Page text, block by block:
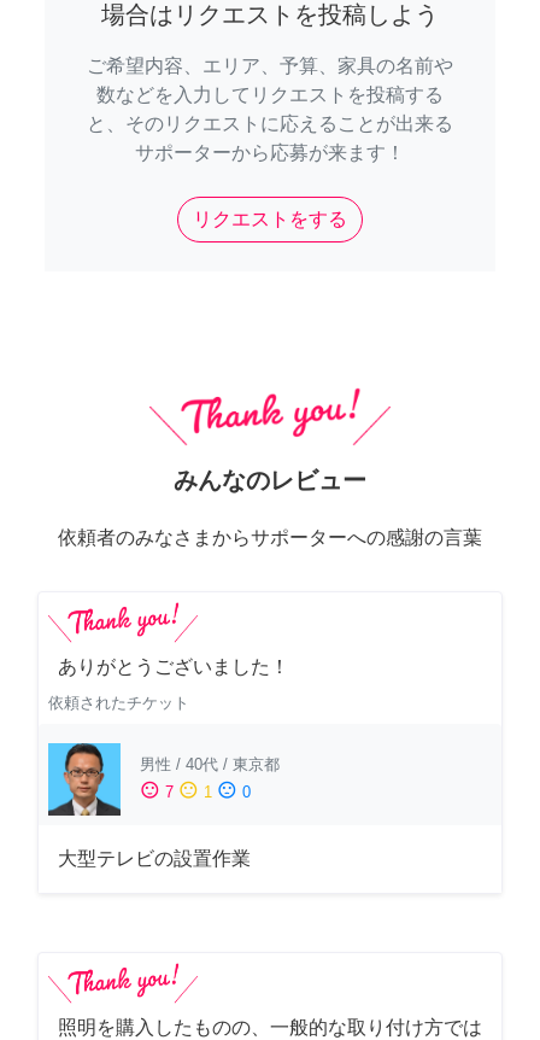
場合はリクエストを投稿しよう
ご希望内容、エリア、予算、家具の名前や
数などを入力してリクエストを投稿する
と、そのリクエストに応えることが出来る
サポーターから応募が来ます！
リクエストをする
みんなのレビュー
依頼者のみなさまからサポーターへの感謝の言葉
ありがとうございました！
依頼されたチケット
男性 / 40代 / 東京都
sentiment_satisfied 7 sentiment_neutral 1 sentiment_dissatisfied 0
大型テレビの設置作業
照明を購入したものの、一般的な取り付け方では